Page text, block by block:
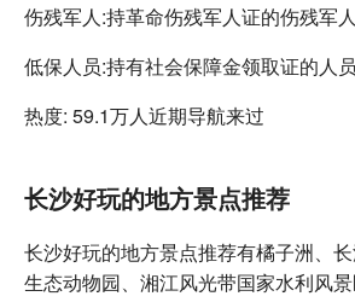
伤残军人:持革命伤残军人证的伤残军人
低保人员:持有社会保障金领取证的人员
热度: 59.1万人近期导航来过
长沙好玩的地方景点推荐
长沙好玩的地方景点推荐有橘子洲、
生态动物园、湘江风光带国家水利风景